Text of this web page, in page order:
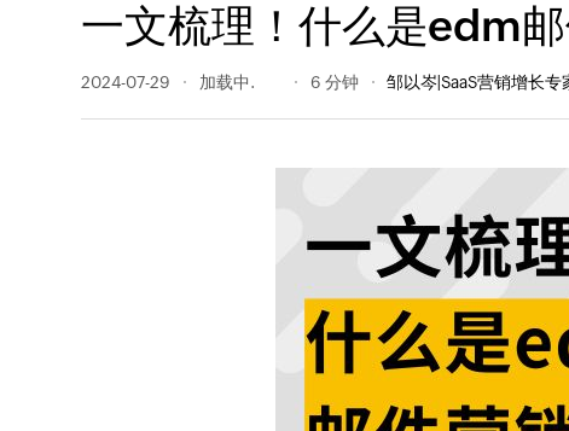
一文梳理！什么是edm
2024-07-29 247 阅读量 6 分钟 邹以岑|SaaS营销增长专